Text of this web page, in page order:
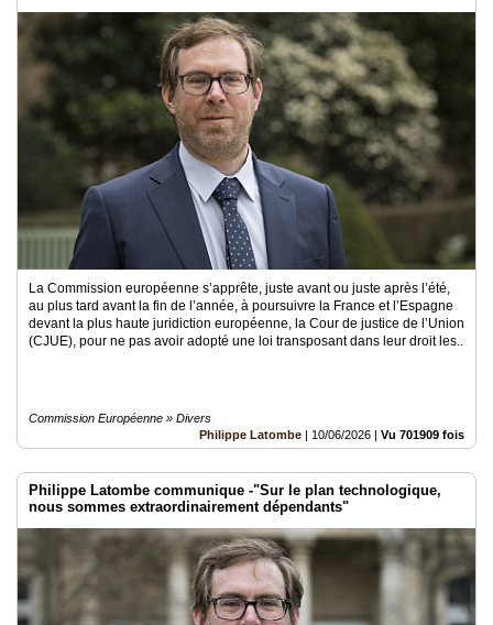
La Commission européenne s’apprête, juste avant ou juste après l’été,
au plus tard avant la fin de l’année, à poursuivre la France et l’Espagne
devant la plus haute juridiction européenne, la Cour de justice de l’Union
(CJUE), pour ne pas avoir adopté une loi transposant dans leur droit les..
Commission Européenne » Divers
Philippe Latombe | 10/06/2026 | Vu 701909 fois
Philippe Latombe communique -"Sur le plan technologique,
nous sommes extraordinairement dépendants"